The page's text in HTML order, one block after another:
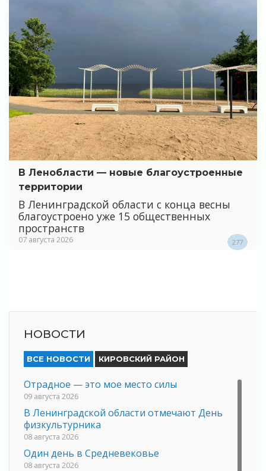
В Ленобласти — новые благоустроенные
территории
В Ленинградской области с конца весны
благоустроено уже 15 общественных
пространств
07 августа 2026 277
НОВОСТИ
ВСЕ НОВОСТИ КИРОВСКИЙ РАЙОН
Отрадное — это мое место силы
09 августа 2026
В Ленинградской области отмечают День
физкультурника
08 августа 2026
Один день в Средневековье
08 августа 2026